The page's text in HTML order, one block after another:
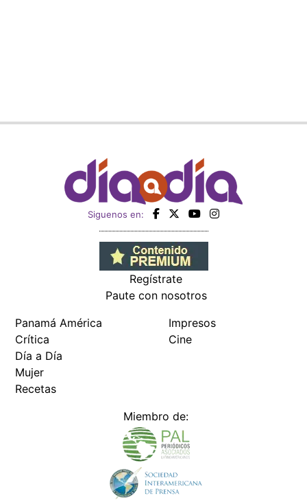
Siguenos en:
Regístrate
Paute con nosotros
Panamá América
Crítica
Día a Día
Mujer
Recetas
Impresos
Cine
Miembro de: